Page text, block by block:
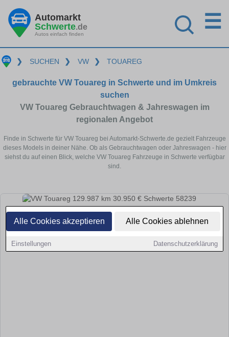
Alle Cookies akzeptieren Alle Cookies ablehnen
Einstellungen Datenschutzerklärung
Automarkt
Schwerte.de
Autos einfach finden
☰
❯ SUCHEN ❯ VW ❯ TOUAREG
gebrauchte VW Touareg in Schwerte und im Umkreis
suchen
VW Touareg Gebrauchtwagen & Jahreswagen im
regionalen Angebot
Finde in Schwerte für VW Touareg bei Automarkt-Schwerte.de gezielt Fahrzeuge
dieses Models in deiner Nähe. Ob als Gebrauchtwagen oder Jahreswagen - hier
siehst du auf einen Blick, welche VW Touareg Fahrzeuge in Schwerte verfügbar
sind.